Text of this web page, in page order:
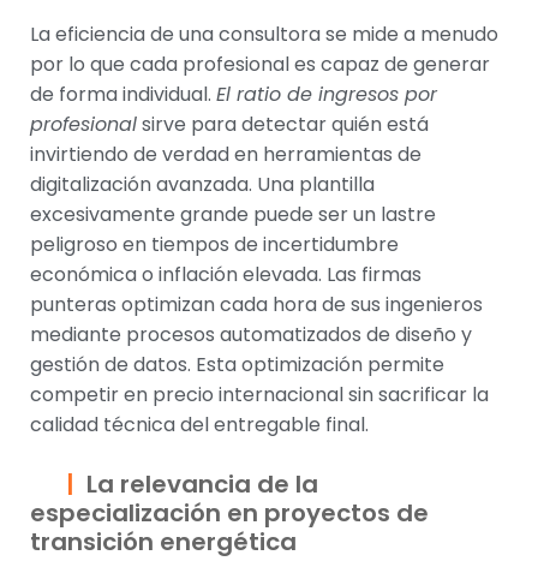
La eficiencia de una consultora se mide a menudo
por lo que cada profesional es capaz de generar
de forma individual. El ratio de ingresos por
profesionalsirve para detectar quién está
invirtiendo de verdad en herramientas de
digitalización avanzada. Una plantilla
excesivamente grande puede ser un lastre
peligroso en tiempos de incertidumbre
económica o inflación elevada. Las firmas
punteras optimizan cada hora de sus ingenieros
mediante procesos automatizados de diseño y
gestión de datos. Esta optimización permite
competir en precio internacional sin sacrificar la
calidad técnica del entregable final.
La relevancia de la
especialización en proyectos de
transición energética